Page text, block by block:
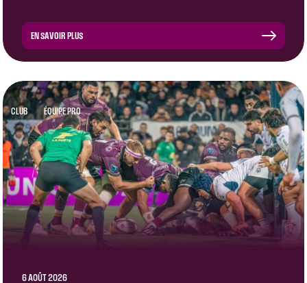
EN SAVOIR PLUS
CLUB ÉQUIPE PRO
6 AOÛT 2026